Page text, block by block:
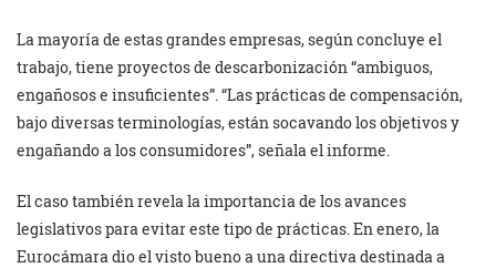
La mayoría de estas grandes empresas, según concluye el
trabajo, tiene proyectos de descarbonización “ambiguos,
engañosos e insuficientes”. “Las prácticas de compensación,
bajo diversas terminologías, están socavando los objetivos y
engañando a los consumidores”, señala el informe.
El caso también revela la importancia de los avances
legislativos para evitar este tipo de prácticas. En enero, la
Eurocámara dio el visto bueno a una directiva destinada a